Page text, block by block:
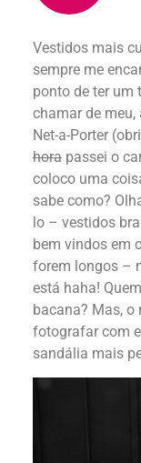
Vestidos mais
sempre me
ponto de ter um
chamar de
Net-a-Porter
hora passei o
coloco uma
sabe como?
lo – vestidos
bem vindos em
forem longos –
está haha!
bacana? Mas, o
fotografar com
sandália mais